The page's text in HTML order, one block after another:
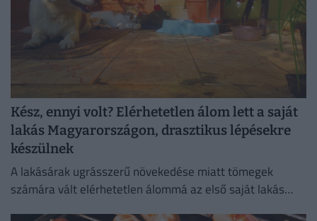
Kész, ennyi volt? Elérhetetlen álom lett a saját
lakás Magyarországon, drasztikus lépésekre
készülnek
A lakásárak ugrásszerű növekedése miatt tömegek
számára vált elérhetetlen álommá az első saját lakás